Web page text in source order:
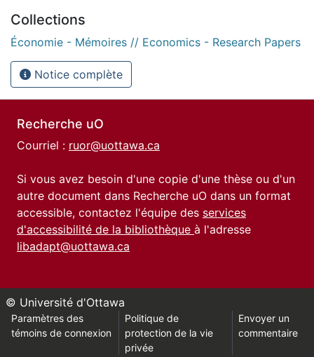
Collections
Économie - Mémoires // Economics - Research Papers
Notice complète
Recherche uO
Courriel : ruor@uottawa.ca
Si vous avez besoin d'une copie d'une thèse ou d'un
autre document dans Recherche uO dans un format
accessible, contactez l'équipe des services
d'accessibilité de la bibliothèque à l'adresse
libadapt@uottawa.ca
© Université d'Ottawa
Paramètres des
témoins de connexion
Politique de
protection de la vie
privée
Envoyer un
commentaire